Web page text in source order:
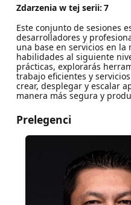
Zdarzenia w tej serii: 7
Este conjunto de sesiones
desarrolladores y
una base en servicios en la
habilidades al siguiente
prácticas, explorarás
trabajo eficientes y
crear, desplegar y escalar
manera más segura y
Prelegenci